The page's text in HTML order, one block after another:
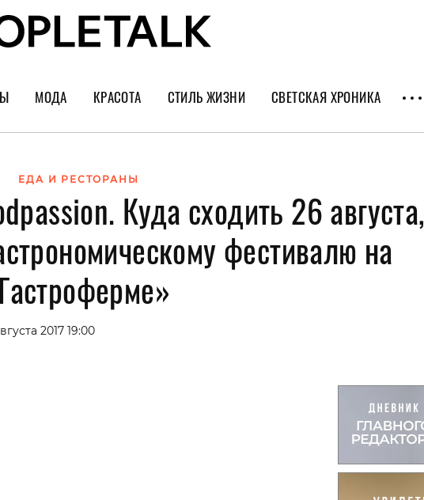
МОДА
Тренды
Украшения и часы
КРАСОТА
Уход за лицом
Маникюр
Парфюм
Спорт
Диеты
СТИЛЬ ЖИЗНИ
Культура
Путешествия
Психология
СВЕТСКАЯ ХРОНИКА
ЕДА И РЕСТОРАНЫ
Куда сходить 26 августа,
фестивалю на
2017 19:00